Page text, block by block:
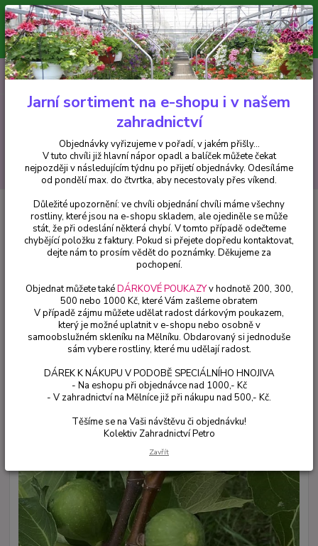
Minimální hodnota pro odeslání z e-shopu je 300 Kč.
V tuto chvíli již hlavní nápor objednávek opadl a balíček můžete čekat
nejpozději v následujícím týdnu po přijetí objednávky. Objednávky
vyřizujeme v pořadí, v jakém přišly...
CZK
Hledat
+420 602 223 614 0ks
za0 Kč
Drobné ovoce Fík – Ficus carica 'Gustis Ficcolino' - 017A
Fík – Ficus carica 'Gustis Ficcolino'
- 017A
Jarní sortiment na e-shopu i v našem
zahradnictví
Objednávky vyřizujeme v pořadí, v jakém přišly...
V tuto chvíli již hlavní nápor opadl a balíček můžete čekat
nejpozději v následujícím týdnu po přijetí objednávky. Odesíláme
od pondělí max. do čtvrtka, aby necestovaly přes víkend.
Důležité upozornění: ve chvíli objednání chvíli máme všechny
rostliny, které jsou na e-shopu skladem, ale ojediněle se může
stát, že při odeslání některá chybí. V tomto případě odečteme
chybějící položku z faktury. Pokud si přejete dopředu kontaktovat,
dejte nám to prosím vědět do poznámky. Děkujeme za
pochopení.
Objednat můžete takéDÁRKOVÉ POUKAZYv hodnotě 200, 300,
500 nebo 1000 Kč, které Vám zašleme obratem
V případě zájmu můžete udělat radost dárkovým poukazem,
který je možné uplatnit v e-shopu nebo osobně v
samoobslužném skleníku na Mělníku. Obdarovaný si jednoduše
sám vybere rostliny, které mu udělají radost.
DÁREK K NÁKUPU V PODOBĚ SPECIÁLNÍHO HNOJIVA
- Na eshopu při objednávce nad 1000,- Kč
- V zahradnictví na Mělníce již při nákupu nad 500,- Kč.
Těšíme se na Vaši návštěvu či objednávku!
Kolektiv Zahradnictví Petro
Zavřít